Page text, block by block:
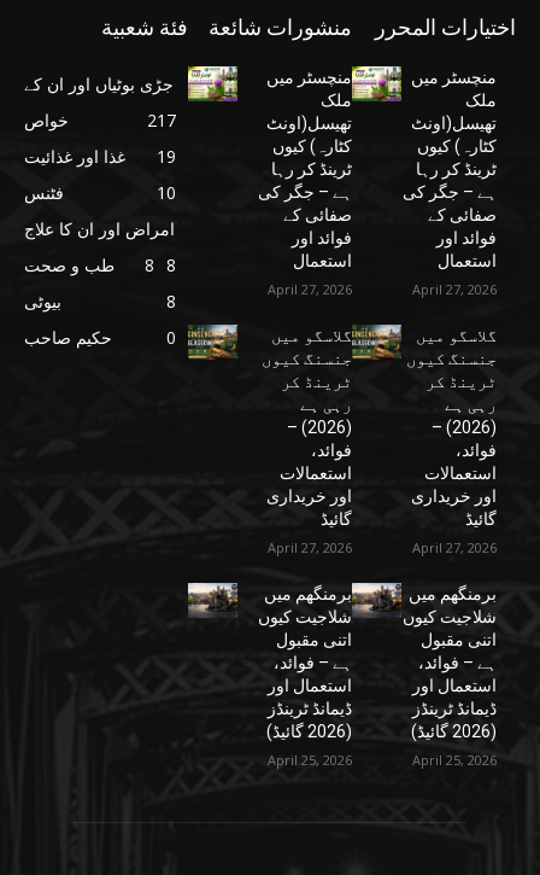
اختيارات المحرر
منچسٹر میں
ملک
تھیسل(اونٹ
کٹارہ) کیوں
ٹرینڈ کر رہا
ہے – جگر کی
صفائی کے
فوائد اور
استعمال
April 27, 2026
گلاسگو میں
جنسنگ کیوں
ٹرینڈ کر
رہی ہے
(2026) –
فوائد،
استعمالات
اور خریداری
گائیڈ
April 27, 2026
برمنگھم میں
شلاجیت کیوں
اتنی مقبول
ہے – فوائد،
استعمال اور
ڈیمانڈ ٹرینڈز
(2026 گائیڈ)
April 25, 2026
منشورات شائعة
منچسٹر میں
ملک
تھیسل(اونٹ
کٹارہ) کیوں
ٹرینڈ کر رہا
ہے – جگر کی
صفائی کے
فوائد اور
استعمال
April 27, 2026
گلاسگو میں
جنسنگ کیوں
ٹرینڈ کر
رہی ہے
(2026) –
فوائد،
استعمالات
اور خریداری
گائیڈ
April 27, 2026
برمنگھم میں
شلاجیت کیوں
اتنی مقبول
ہے – فوائد،
استعمال اور
ڈیمانڈ ٹرینڈز
(2026 گائیڈ)
April 25, 2026
فئة شعبية
جڑی بوٹیاں اور ان کے
خواص
217
غذا اور غذائیت
19
فٹنس
10
امراض اور ان کا علاج
8
طب و صحت
8
بیوٹی
8
حکیم صاحب
0